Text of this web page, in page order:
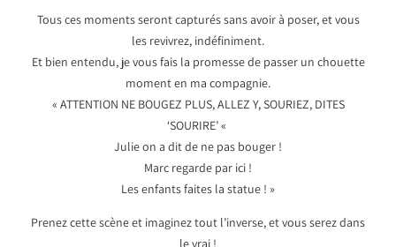
Tous ces moments seront capturés sans avoir à poser, et vous
les revivrez, indéfiniment.
Et bien entendu, je vous fais la promesse de passer un chouette
moment en ma compagnie.
« ATTENTION NE BOUGEZ PLUS, ALLEZ Y, SOURIEZ, DITES
‘SOURIRE’ «
Julie on a dit de ne pas bouger !
Marc regarde par ici !
Les enfants faites la statue ! »
Prenez cette scène et imaginez tout l’inverse, et vous serez dans
le vrai !